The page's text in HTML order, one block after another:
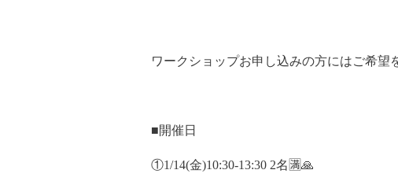
ワークショップお申し込みの方にはご希望
■開催日
①1/14(金)10:30-13:30 2名🈵🙏